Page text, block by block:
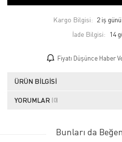
Kargo Bilgisi: 2 iş
İade Bilgisi:
Fiyatı Düşünce Haber
ÜRÜN BILGISI
YORUMLAR (0)
Bunları da